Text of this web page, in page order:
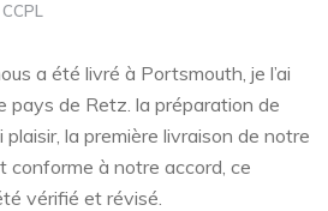
a été livré à Portsmouth, je l’ai
pays de Retz. la préparation de
la première livraison de notre
conforme à notre accord, ce
vérifié et révisé.